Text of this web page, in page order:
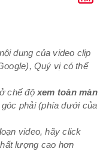
dung của video clip
Quý vị có thể
chế độ xem toàn màn
góc phải (phía dưới của
video, hãy click
lượng cao hơn